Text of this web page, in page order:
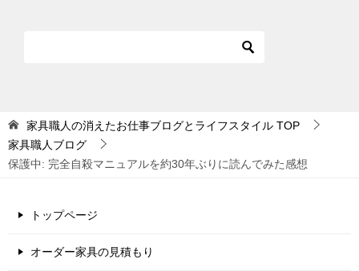
家具職人の消えたお仕事ブログとライフスタイル TOP
家具職人ブログ
保護中: 完全自殺マニュアルを約30年ぶりに読んでみた感想
トップページ
オーダー家具の見積もり